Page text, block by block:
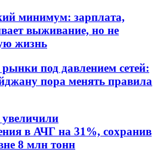
минимум: зарплата,
выживание, но не
жизнь
под давлением сетей:
пора менять правила
в АЧГ на 31%, сохранив
8 млн тонн